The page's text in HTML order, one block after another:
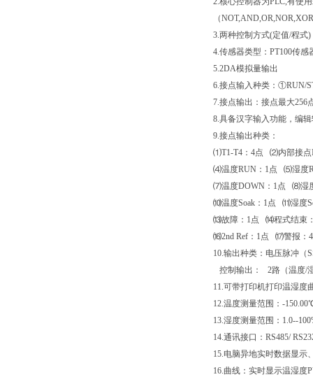
（
3.两种控制方式(定值/程式)
4.传感器类型：PT100传感
5.2DA模拟量输出
6.接点输入种类：①RUN/
7.接点输出：接点最大256
8.具备汉字输入功能，编
9.接点输出种类：
⑴T1-T4：4点 ⑵内部接
⑷温度RUN：1点 ⑸湿度
⑺温度DOWN：1点 ⑻湿
⑽温度Soak：1点 ⑾湿度
⒀故障：1点 ⒁程式结束
⒃2nd Ref：1点 ⒄警报：4
10.输出种类：电压脉冲（
控制输出： 2路（温度/
11.可带打印机打印温湿度
12.温度测量范围：-
13.湿度测量范围：1.0--
14.通讯接口：RS485/
15.电脑异地实时数据显示
16.曲线：实时显示温湿度